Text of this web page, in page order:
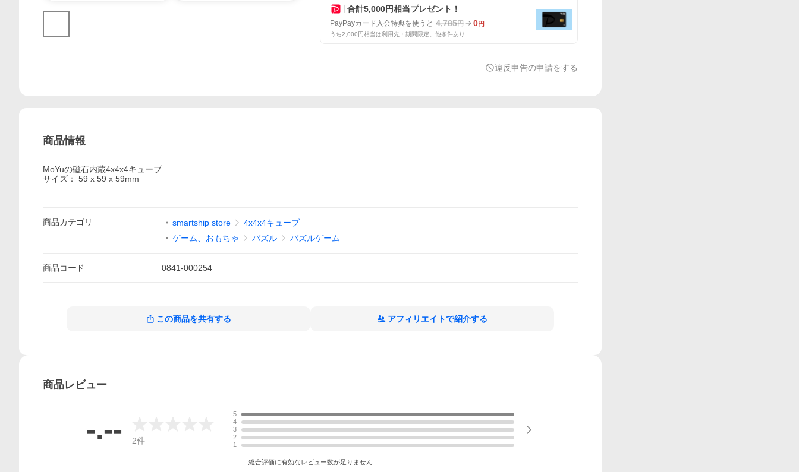
合計5,000円相当プレゼント！
PayPayカード入会特典を使うと 4,785円 0円
うち2,000円相当は利用先・期間限定。他条件あり
違反申告の申請をする
商品情報
MoYuの磁石内蔵4x4x4キューブ
サイズ： 59 x 59 x 59mm
商品カテゴリ smartship store
4x4x4キューブ
ゲーム、おもちゃ
パズル パズルゲーム
商品コード 0841-000254
この商品を共有する アフィリエイトで紹介する
商品レビュー
-.-- 2件
5
4
3
2
1
総合評価に有効なレビュー数が足りません